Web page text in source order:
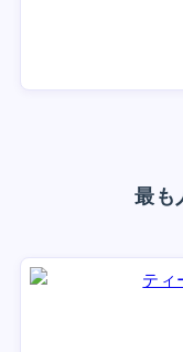
最も